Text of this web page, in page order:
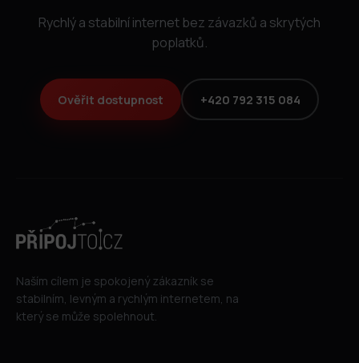
Rychlý a stabilní internet bez závazků a skrytých
poplatků.
Ověřit dostupnost +420 792 315 084
Naším cílem je spokojený zákazník se
stabilním, levným a rychlým internetem, na
který se může spolehnout.